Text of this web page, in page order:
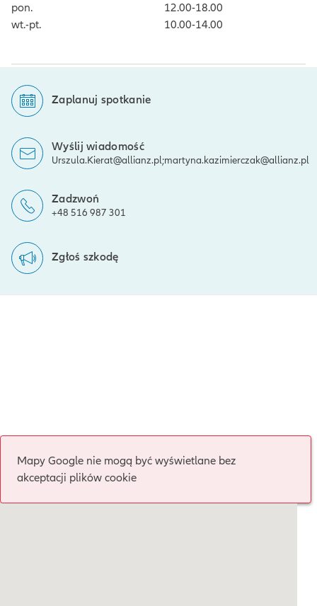
pon.
12.00-18.00
wt.-pt.
10.00-14.00
Zaplanuj spotkanie
Wyślij wiadomość
Urszula.Kierat@allianz.pl;martyna.kazimierczak@allianz.pl
Zadzwoń
+48 516 987 301
Zgłoś szkodę
Mapy Google nie mogą być wyświetlane bez
akceptacji plików cookie